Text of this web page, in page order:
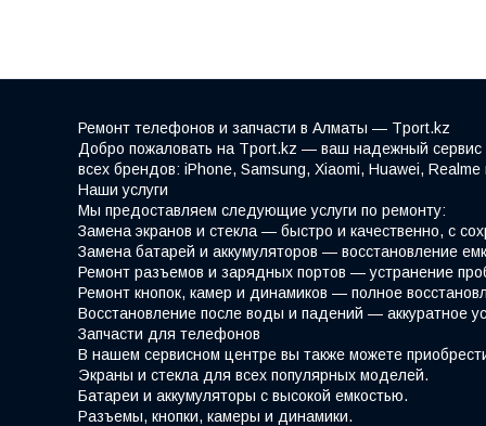
Ремонт телефонов и запчасти в Алматы — Tport.kz
Добро пожаловать на Tport.kz — ваш надежный сервис
всех брендов: iPhone, Samsung, Xiaomi, Huawei,
Наши услуги
Мы предоставляем следующие услуги по ремонту:
Замена экранов и стекла — быстро и качественно, с
Замена батарей и аккумуляторов — восстановление
Ремонт разъемов и зарядных портов — устранение
Ремонт кнопок, камер и динамиков — полное
Восстановление после воды и падений — аккуратное
Запчасти для телефонов
В нашем сервисном центре вы также можете
Экраны и стекла для всех популярных моделей.
Батареи и аккумуляторы с высокой емкостью.
Разъемы, кнопки, камеры и динамики.